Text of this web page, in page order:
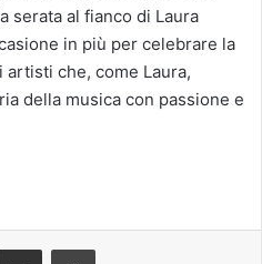
serata al fianco di Laura
in più per celebrare la
che, come Laura,
della musica con passione e